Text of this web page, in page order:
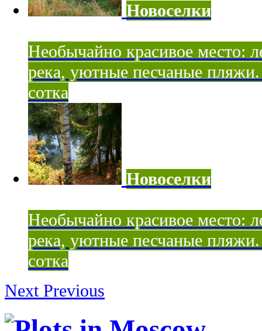
Новоселки
Необычайно красивое место:
река, уютные песчаные
сотка
Новоселки
Необычайно красивое место:
река, уютные песчаные
сотка
Next Previous